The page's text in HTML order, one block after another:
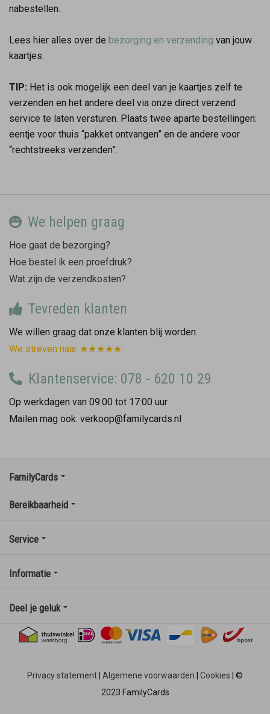
nabestellen.
Lees hier alles over de bezorging en verzending van jouw
kaartjes.
TIP: Het is ook mogelijk een deel van je kaartjes zelf te
verzenden en het andere deel via onze direct verzend
service te laten versturen. Plaats twee aparte bestellingen:
eentje voor thuis “pakket ontvangen” en de andere voor
“rechtstreeks verzenden”.
We helpen graag
Hoe gaat de bezorging?
Hoe bestel ik een proefdruk?
Wat zijn de verzendkosten?
Tevreden klanten
We willen graag dat onze klanten blij worden.
We streven naar ★★★★★.
Klantenservice: 078 - 620 10 29
Op werkdagen van 09:00 tot 17:00 uur
Mailen mag ook: verkoop@familycards.nl
FamilyCards
Bereikbaarheid
Service
Informatie
Deel je geluk
Privacy statement Algemene voorwaarden Cookies
©
2023 FamilyCards